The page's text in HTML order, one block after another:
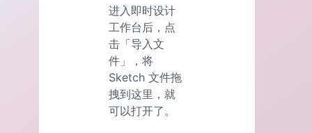
进入即时设计
工作台后，点
击「导入文
件」，将
Sketch 文件拖
拽到这里，就
可以打开了。